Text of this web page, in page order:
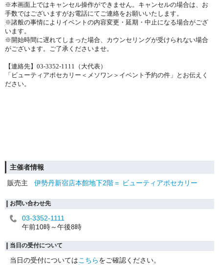
※本画面上ではキャンセル操作ができません。キャンセルの場合は、お
手数ではございますがお電話にてご連絡をお願いいたします。
※諸般の事情によりイベントの内容変更・延期・中止になる場合がござ
います。
※開始時間に遅れてしまった場合、カウンセリングが受けられない場合
がございます。ご了承くださいませ。
【連絡先】 03-3352-1111 （大代表）
「ビューティアポセカリー＜メソワン＞イベント予約の件」とお伝えく
ださい。
主催者情報
販売主
伊勢丹新宿店本館地下2階＝ ビューティアポセカリー
お問い合わせ先
03-3352-1111
午前10時～午後8時
当日の受付について
当日の受付についてはこちらをご確認ください。